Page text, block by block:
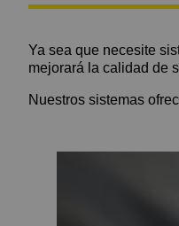
Ya sea que necesite
mejorará la calidad de
Nuestros sistemas